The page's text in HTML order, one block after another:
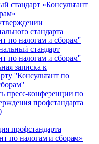
стандарт «Консультант
стандарта
по налогам и сборам''
стандарт
по налогам и сборам''
записка к
''Консультант по
пресс-конференции по
профстандарта
профстандарта
по налогам и сборам»